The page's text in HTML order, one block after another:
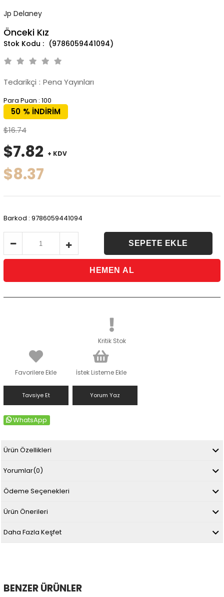
Jp Delaney
Önceki Kız
(9786059441094)
Tedarikçi : Pena Yayınları
Para Puan : 100
%
50
İNDIRIM
$16.74
$7.82 + KDV
$8.37
Barkod : 9786059441094
Kritik Stok
Favorilere Ekle İstek Listeme Ekle
Tavsiye Et Yorum Yaz
WhatsApp
Ürün Özellikleri
Yorumlar(0)
Ödeme Seçenekleri
Ürün Önerileri
Daha Fazla Keşfet
BENZER ÜRÜNLER